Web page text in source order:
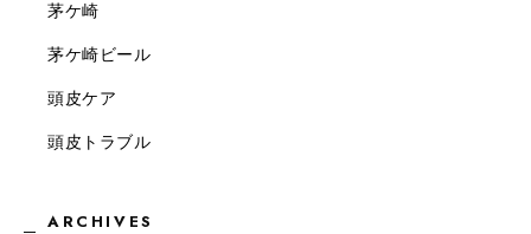
茅ケ崎
茅ケ崎ビール
頭皮ケア
頭皮トラブル
ARCHIVES